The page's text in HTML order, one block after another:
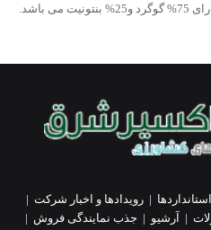
کود گوگرد بنتونیت دار گرانوله هارپا دارای 75% گوگرد و25% بنتونیت می باشد.
|رویدادها و اخبار شرکت |
| آرشیو | جذب نمایندگی فروش |